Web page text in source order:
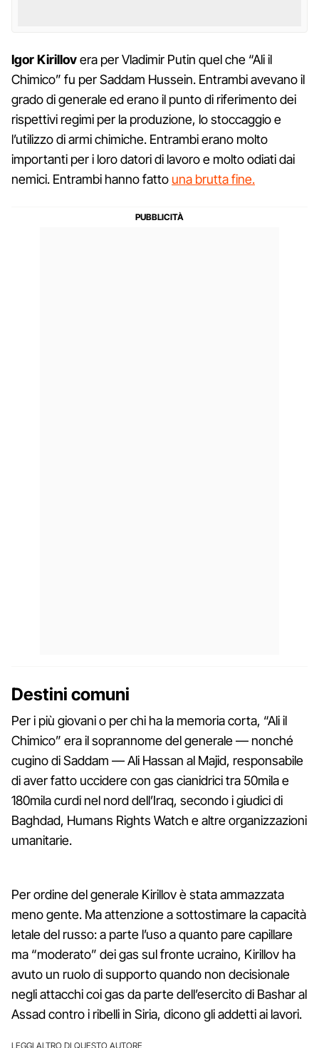
Igor Kirillovera per Vladimir Putin quel che “Ali il
Chimico” fu per Saddam Hussein. Entrambi avevano il
grado di generale ed erano il punto di riferimento dei
rispettivi regimi per la produzione, lo stoccaggio e
l’utilizzo di armi chimiche. Entrambi erano molto
importanti per i loro datori di lavoro e molto odiati dai
nemici. Entrambi hanno fatto una brutta fine.
Destini comuni
Per i più giovani o per chi ha la memoria corta, “Ali il
Chimico” era il soprannome del generale — nonché
cugino di Saddam — Ali Hassan al Majid, responsabile
di aver fatto uccidere con gas cianidrici tra 50mila e
180mila curdi nel nord dell’Iraq, secondo i giudici di
Baghdad, Humans Rights Watch e altre organizzazioni
umanitarie.
Per ordine del generale Kirillov è stata ammazzata
meno gente. Ma attenzione a sottostimare la capacità
letale del russo: a parte l’uso a quanto pare capillare
ma “moderato” dei gas sul fronte ucraino, Kirillov ha
avuto un ruolo di supporto quando non decisionale
negli attacchi coi gas da parte dell’esercito di Bashar al
Assad contro i ribelli in Siria, dicono gli addetti ai lavori.
LEGGI ALTRO DI QUESTO AUTORE